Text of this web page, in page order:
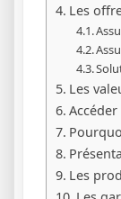
Les
Les
Les